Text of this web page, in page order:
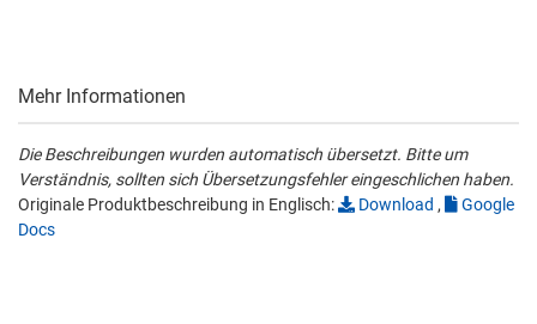
Mehr Informationen
Die Beschreibungen wurden automatisch übersetzt. Bitte um
Verständnis, sollten sich Übersetzungsfehler eingeschlichen haben.
Originale Produktbeschreibung in Englisch:
Download ,
Google
Docs